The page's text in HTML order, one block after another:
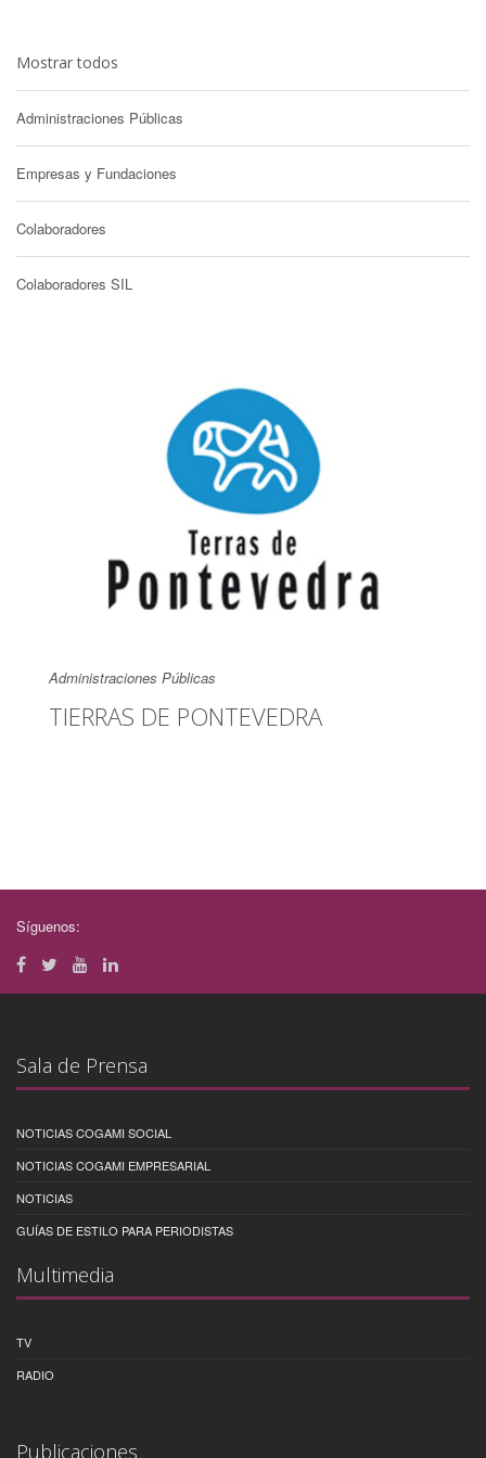
Mostrar todos
Administraciones Públicas
Empresas y Fundaciones
Colaboradores
Colaboradores SIL
Administraciones Públicas
TIERRAS DE PONTEVEDRA
Síguenos:
Sala de Prensa
NOTICIAS COGAMI SOCIAL
NOTICIAS COGAMI EMPRESARIAL
NOTICIAS
GUÍAS DE ESTILO PARA PERIODISTAS
Multimedia
TV
RADIO
Publicaciones